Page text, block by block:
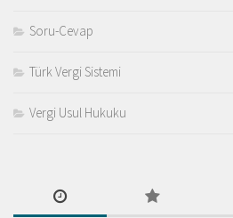
Soru-Cevap
Türk Vergi Sistemi
Vergi Usul Hukuku